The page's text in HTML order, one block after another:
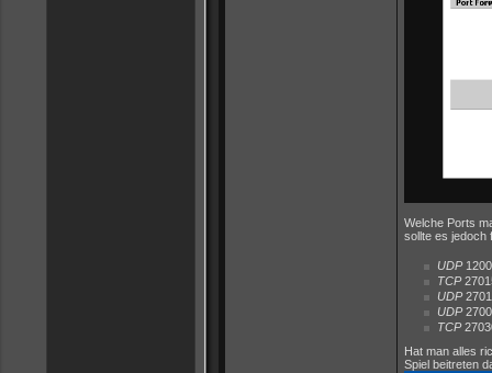
Welche Ports
sollte es jedoch
UDP1200
TCP
UDP
UDP
TCP
Hat man alles
Spiel beitreten